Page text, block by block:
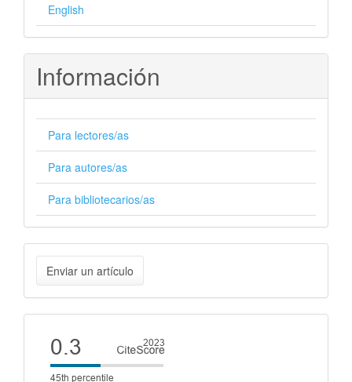
English
Información
Para lectores/as
Para autores/as
Para bibliotecarios/as
Enviar
un
artículo
Enviar un artículo
Cite
score